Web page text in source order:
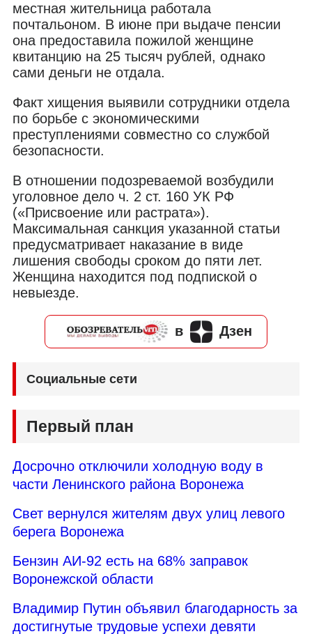
местная жительница работала
почтальоном. В июне при выдаче пенсии
она предоставила пожилой женщине
квитанцию на 25 тысяч рублей, однако
сами деньги не отдала.
Факт хищения выявили сотрудники отдела
по борьбе с экономическими
преступлениями совместно со службой
безопасности.
В отношении подозреваемой возбудили
уголовное дело ч. 2 ст. 160 УК РФ
(«Присвоение или растрата»).
Максимальная санкция указанной статьи
предусматривает наказание в виде
лишения свободы сроком до пяти лет.
Женщина находится под подпиской о
невыезде.
в Дзен
Социальные сети
Первый план
Досрочно отключили холодную воду в
части Ленинского района Воронежа
Свет вернулся жителям двух улиц левого
берега Воронежа
Бензин АИ-92 есть на 68% заправок
Воронежской области
Владимир Путин объявил благодарность за
достигнутые трудовые успехи девяти